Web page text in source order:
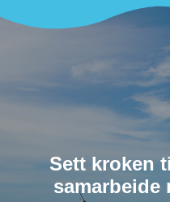
Sett kroken
samarbeide